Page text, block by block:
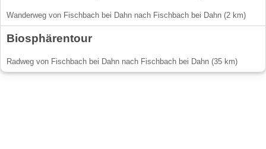
Wanderweg von Fischbach bei Dahn nach Fischbach bei Dahn (2 km)
Biosphärentour
Radweg von Fischbach bei Dahn nach Fischbach bei Dahn (35 km)